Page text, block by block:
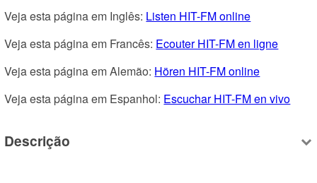
Veja esta página em Inglês: Listen HIT-FM online
Veja esta página em Francês: Ecouter HIT-FM en ligne
Veja esta página em Alemão: Hören HIT-FM online
Veja esta página em Espanhol: Escuchar HIT-FM en vivo
Descrição